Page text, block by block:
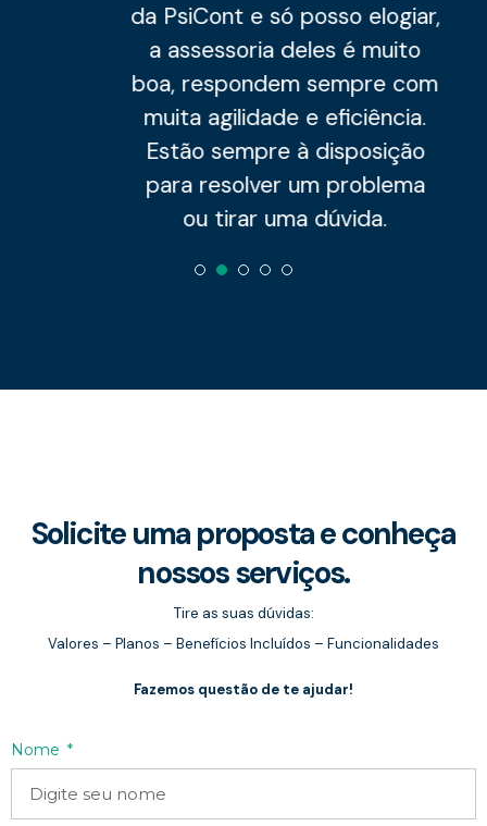
da PsiCont e só posso elogiar,
a assessoria deles é muito
boa, respondem sempre com
muita agilidade e eficiência.
Estão sempre à disposição
para resolver um problema
ou tirar uma dúvida.
Solicite uma proposta e conheça
nossos serviços.
Tire as suas dúvidas:
Valores – Planos – Benefícios Incluídos – Funcionalidades
Fazemos questão de te ajudar!
Nome